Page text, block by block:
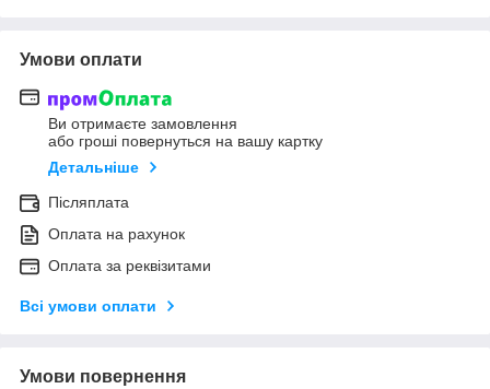
Умови оплати
Ви отримаєте замовлення
або гроші повернуться на вашу картку
Детальніше
Післяплата
Оплата на рахунок
Оплата за реквізитами
Всі умови оплати
Умови повернення